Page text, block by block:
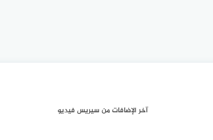
آخر الإضافات من سيريس فيديو